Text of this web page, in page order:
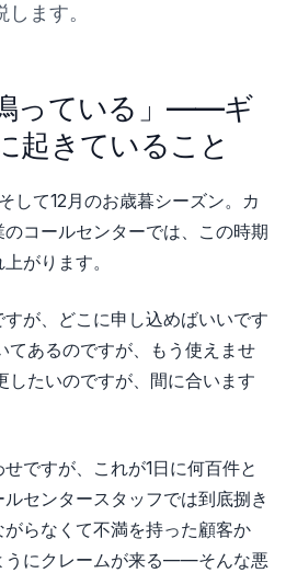
ます。
っている」——ギ
起きていること
して12月のお歳暮シーズン。カ
コールセンターでは、この時期
がります。
すが、どこに申し込めばいいです
てあるのですが、もう使えませ
したいのですが、間に合います
ですが、これが1日に何百件と
センタースタッフでは到底捌き
らなくて不満を持った顧客か
うにクレームが来る——そんな悪